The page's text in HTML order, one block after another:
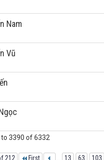
Nam
Vũ
3390 of 6332
212 First 13 63 103